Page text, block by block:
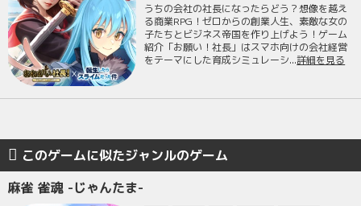
うちの会社の社長になったらどう？想像を越え
る商業RPG！ゼロからの創業人生、素敵な女の
子たちとビジネス帝国を作り上げよう！ゲーム
紹介「お願い！社長」はスマホ向けの会社経営
をテーマにした育成シミュレーシ...詳細を見る
このゲームに似たジャンルのゲーム
麻雀 雀魂 -じゃんたま-